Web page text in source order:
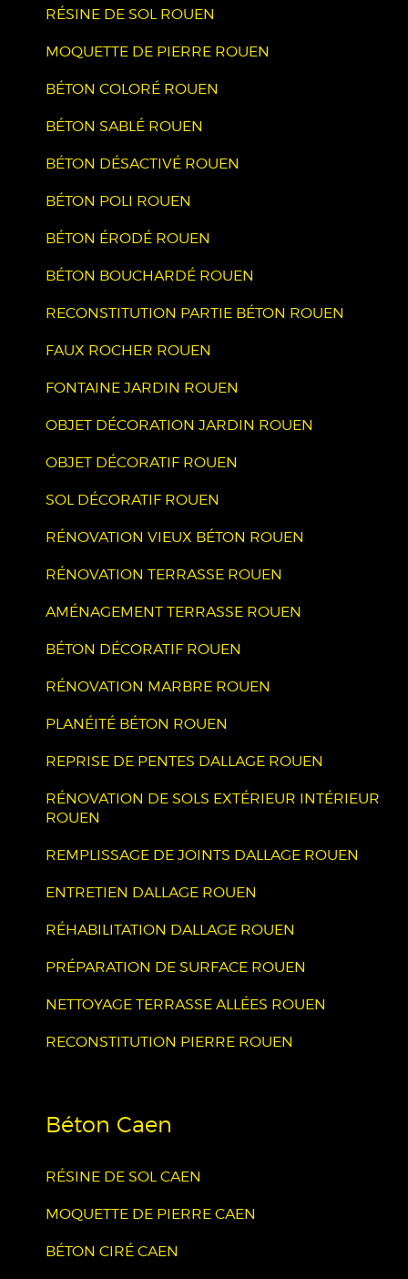
RÉSINE DE SOL ROUEN
MOQUETTE DE PIERRE ROUEN
BÉTON COLORÉ ROUEN
BÉTON SABLÉ ROUEN
BÉTON DÉSACTIVÉ ROUEN
BÉTON POLI ROUEN
BÉTON ÉRODÉ ROUEN
BÉTON BOUCHARDÉ ROUEN
RECONSTITUTION PARTIE BÉTON ROUEN
FAUX ROCHER ROUEN
FONTAINE JARDIN ROUEN
OBJET DÉCORATION JARDIN ROUEN
OBJET DÉCORATIF ROUEN
SOL DÉCORATIF ROUEN
RÉNOVATION VIEUX BÉTON ROUEN
RÉNOVATION TERRASSE ROUEN
AMÉNAGEMENT TERRASSE ROUEN
BÉTON DÉCORATIF ROUEN
RÉNOVATION MARBRE ROUEN
PLANÉITÉ BÉTON ROUEN
REPRISE DE PENTES DALLAGE ROUEN
RÉNOVATION DE SOLS EXTÉRIEUR INTÉRIEUR
ROUEN
REMPLISSAGE DE JOINTS DALLAGE ROUEN
ENTRETIEN DALLAGE ROUEN
RÉHABILITATION DALLAGE ROUEN
PRÉPARATION DE SURFACE ROUEN
NETTOYAGE TERRASSE ALLÉES ROUEN
RECONSTITUTION PIERRE ROUEN
Béton Caen
RÉSINE DE SOL CAEN
MOQUETTE DE PIERRE CAEN
BÉTON CIRÉ CAEN